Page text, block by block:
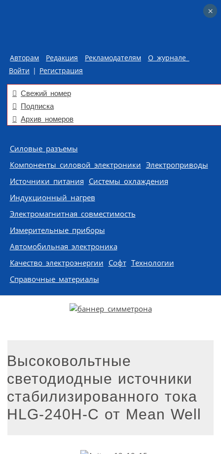
Авторам Редакция Рекламодателям
О журнале
Войти | Регистрация
Свежий номер
Подписка
Архив номеров
Skip to content
Силовые разъемы
Компоненты силовой электроники Электроприводы
Источники питания Системы охлаждения
Индукционный нагрев
Электромагнитная совместимость
Измерительные приборы
Автомобильная электроника
Качество электроэнергии Софт Технологии
Справочные материалы
Высоковольтные
светодиодные источники
стабилизированного тока
HLG-240H-C от Mean Well
×
×